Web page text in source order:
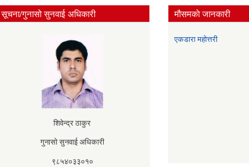
सूचना/गुनासो सुनवाई अधिकारी
शिवेन्द्र ठाकुर
गुनासो सुनवाई अधिकारी
९८५४०३३०१०
मौसमकाे जानकारी
एकडारा महोत्तरी